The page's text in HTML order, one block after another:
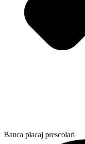
Banca placaj prescolari